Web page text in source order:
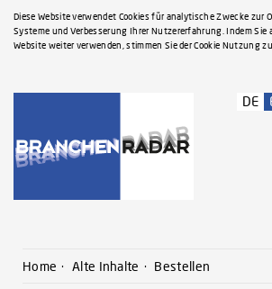
Diese Website verwendet Cookies für analytische Zwecke zur
Systeme und Verbesserung Ihrer Nutzererfahrung. Indem Sie
Website weiter verwenden, stimmen Sie der Cookie Nutzung zu.
DE
Home Alte Inhalte Bestellen